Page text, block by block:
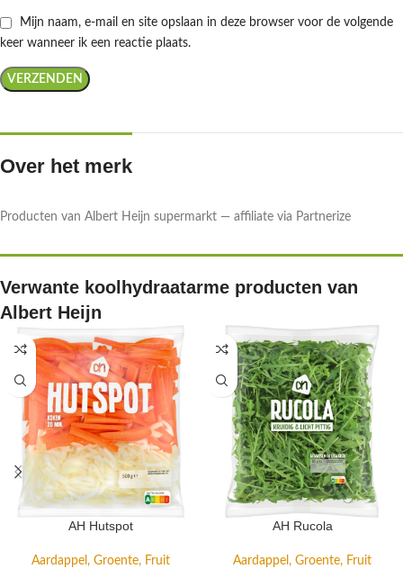
Mijn naam, e-mail en site opslaan in deze browser voor de volgende
keer wanneer ik een reactie plaats.
Over het merk
Producten van Albert Heijn supermarkt — affiliate via Partnerize
Verwante koolhydraatarme producten van
Albert Heijn
AH Hutspot
Aardappel, Groente, Fruit
AH Rucola
Aardappel, Groente, Fruit